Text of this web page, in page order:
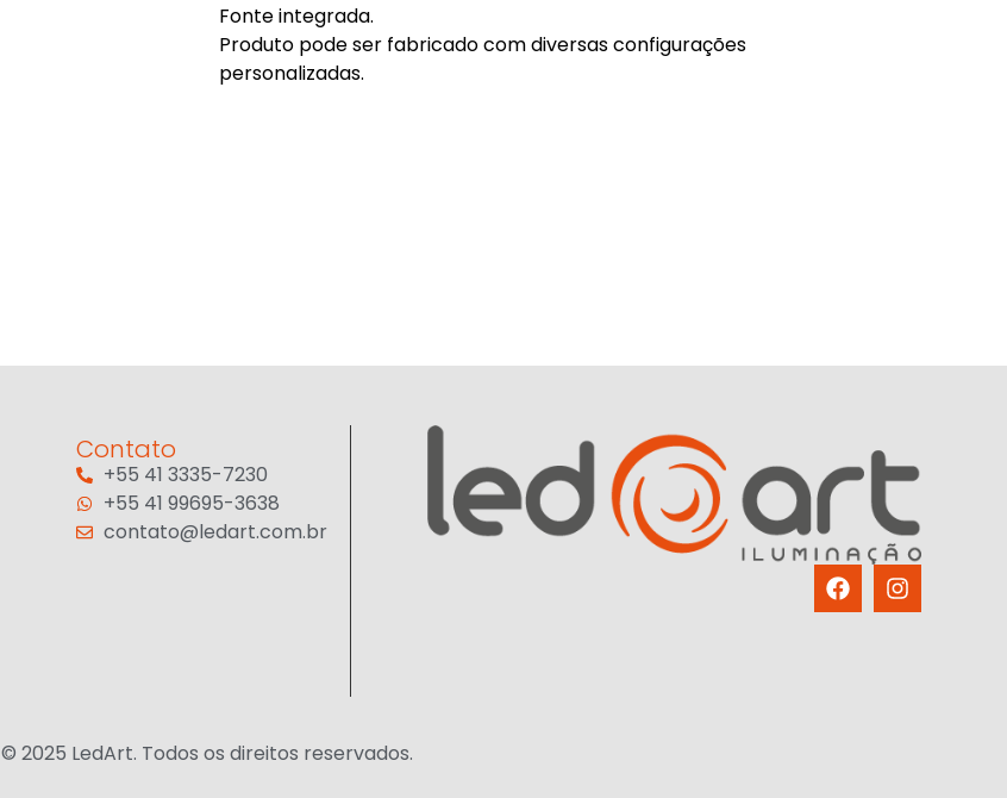
Fonte integrada.
Produto pode ser fabricado com diversas configurações
personalizadas.
Contato
+55 41 3335-7230
+55 41 99695-3638
contato@ledart.com.br
© 2025 LedArt. Todos os direitos reservados.